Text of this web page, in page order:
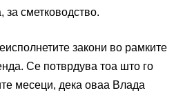
за сметководство.
закони во рамките
Се потврдува тоа што го
месеци, дека оваа Влада